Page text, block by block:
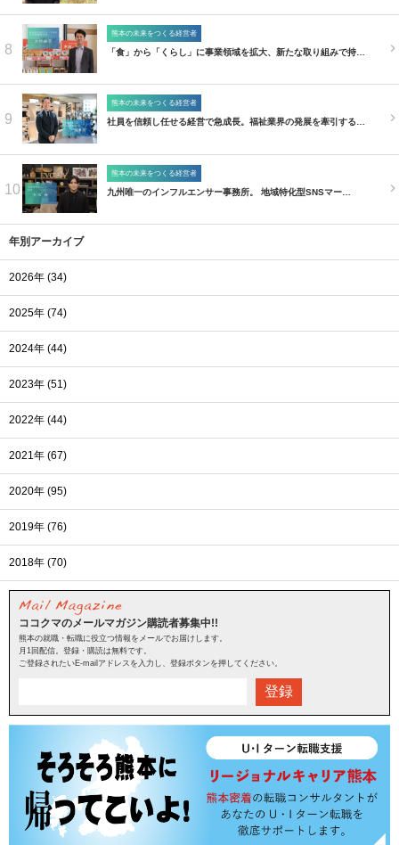
8
熊本の未来をつくる経営者
「食」から「くらし」に事業領域を拡大、新たな取り組みで持…
9
熊本の未来をつくる経営者
社員を信頼し任せる経営で急成長。福祉業界の発展を牽引する…
10
熊本の未来をつくる経営者
九州唯一のインフルエンサー事務所。 地域特化型SNSマー…
年別アーカイブ
2026年 (34)
2025年 (74)
2024年 (44)
2023年 (51)
2022年 (44)
2021年 (67)
2020年 (95)
2019年 (76)
2018年 (70)
ココクマのメールマガジン購読者募集中!!
熊本の就職・転職に役立つ情報をメールでお届けします。
月1回配信。登録・購読は無料です。
ご登録されたいE-mailアドレスを入力し、登録ボタンを押してください。
登録